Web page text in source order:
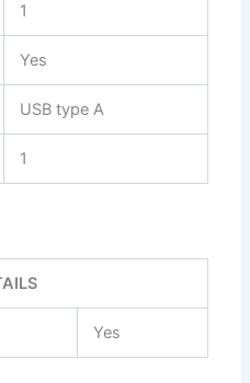
1
Yes
USB type A
1
Yes